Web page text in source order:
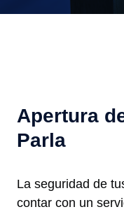
Apertura
Parla
La seguridad de
contar con un